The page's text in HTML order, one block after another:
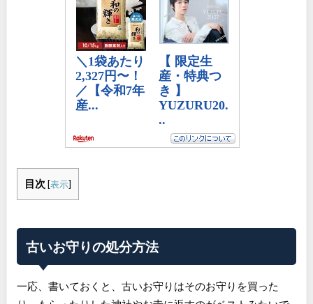
目次 [表示]
古いお守りの処分方法
一応、書いておくと、古いお守りはそのお守りを買った